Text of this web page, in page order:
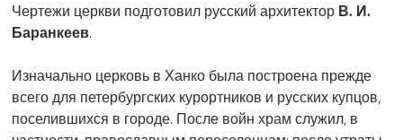
Чертежи церкви подготовил русский архитектор В. И.
Баранкеев.
Изначально церковь в Ханко была построена прежде
всего для петербургских курортников и русских купцов,
поселившихся в городе. После войн храм служил, в